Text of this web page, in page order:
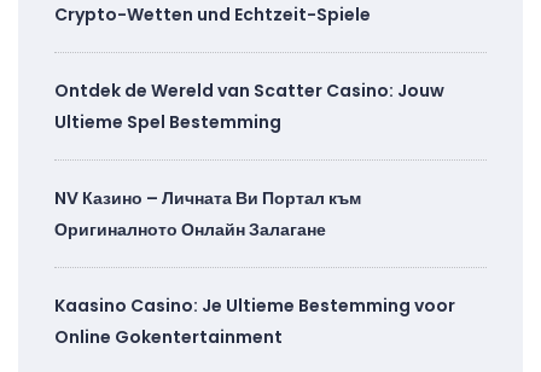
Crypto-Wetten und Echtzeit-Spiele
Ontdek de Wereld van Scatter Casino: Jouw
Ultieme Spel Bestemming
NV Казино – Личната Ви Портал към
Оригиналното Онлайн Залагане
Kaasino Casino: Je Ultieme Bestemming voor
Online Gokentertainment